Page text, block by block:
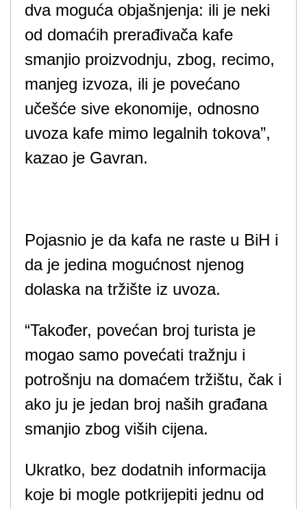
dva moguća objašnjenja: ili je neki
od domaćih prerađivača kafe
smanjio proizvodnju, zbog, recimo,
manjeg izvoza, ili je povećano
učešće sive ekonomije, odnosno
uvoza kafe mimo legalnih tokova”,
kazao je Gavran.
Pojasnio je da kafa ne raste u BiH i
da je jedina mogućnost njenog
dolaska na tržište iz uvoza.
“Također, povećan broj turista je
mogao samo povećati tražnju i
potrošnju na domaćem tržištu, čak i
ako ju je jedan broj naših građana
smanjio zbog viših cijena.
Ukratko, bez dodatnih informacija
koje bi mogle potkrijepiti jednu od